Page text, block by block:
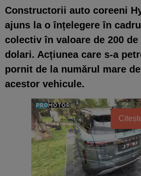
Constructorii auto coreeni
ajuns la o înțelegere în
colectiv în valoare de 200
dolari. Acțiunea care s-a
pornit de la numărul mare
acestor vehicule.